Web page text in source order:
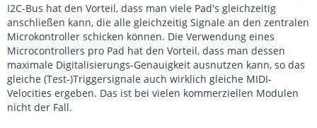
I2C-Bus hat den Vorteil, dass man viele Pad's gleichzeitig
anschließen kann, die alle gleichzeitig Signale an den zentralen
Microkontroller schicken können. Die Verwendung eines
Microcontrollers pro Pad hat den Vorteil, dass man dessen
maximale Digitalisierungs-Genauigkeit ausnutzen kann, so das
gleiche (Test-)Triggersignale auch wirklich gleiche MIDI-
Velocities ergeben. Das ist bei vielen kommerziellen Modulen
nicht der Fall.